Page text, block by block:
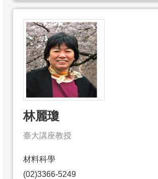
林麗瓊
臺大講座教授
材料科學
(02)3366-5249